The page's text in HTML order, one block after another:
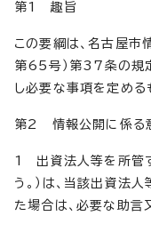
第1 趣旨
この要綱は、名古屋市
第65号）第37条の規
し必要な事項を定める
第2 情報公開に係る
1 出資法人等を所管す
う。）は、当該出資法
た場合は、必要な助言